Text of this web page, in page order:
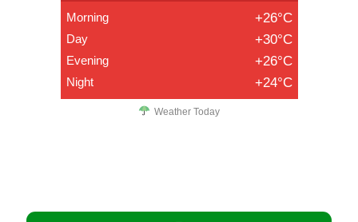
Morning +26°C
Day +30°C
Evening +26°C
Night +24°C
Weather Today